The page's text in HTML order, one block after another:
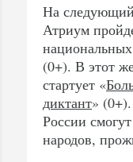
На
Атриум
(0+). В этот
стартует «
диктант»
России
народов,